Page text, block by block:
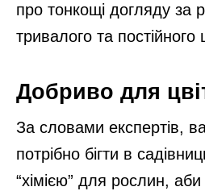
про тонкощі догляду за
тривалого та постійного
Добриво для
За словами експертів,
потрібно бігти в
“хімією” для рослин, аби